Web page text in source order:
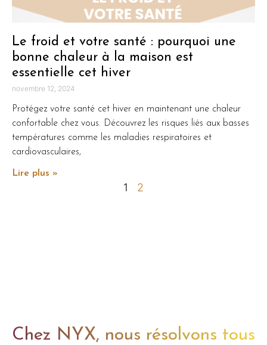
Le froid et votre santé : pourquoi une
bonne chaleur à la maison est
essentielle cet hiver
novembre 12, 2024
Protégez votre santé cet hiver en maintenant une chaleur
confortable chez vous. Découvrez les risques liés aux basses
températures comme les maladies respiratoires et
cardiovasculaires,
Lire plus »
1 2
Chez NYX, nous résolvons tous